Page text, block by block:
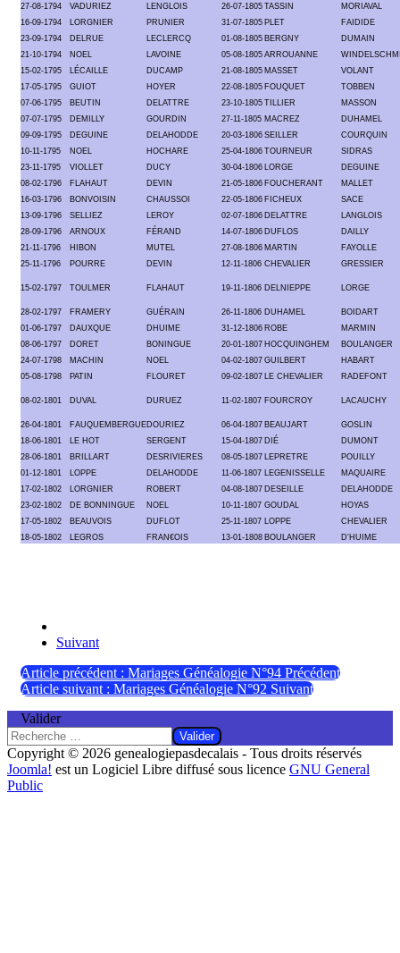
27-08-1794
VADURIEZ LENGLOIS 26-07-1805 TASSIN
MORIAVAL
16-09-1794
LORGNIER PRUNIER 31-07-1805 PLET
FAIDIDE
23-09-1794
DELRUE LECLERCQ 01-08-1805 BERGNY
DUMAIN
21-10-1794
NOEL LAVOINE 05-08-1805 ARROUANNE
15-02-1795
LÉCAILLE DUCAMP 21-08-1805 MASSET
VOLANT
17-05-1795
GUIOT HOYER 22-08-1805 FOUQUET
TOBBEN
07-06-1795
BEUTIN DELATTRE 23-10-1805 TILLIER
MASSON
07-07-1795
DEMILLY GOURDIN 27-11-1805 MACREZ
DUHAMEL
09-09-1795
DEGUINE DELAHODDE 20-03-1806 SEILLER
COURQUIN
10-11-1795
NOEL HOCHARE 25-04-1806 TOURNEUR
SIDRAS
23-11-1795
VIOLLET DUCY 30-04-1806 LORGE
DEGUINE
08-02-1796
FLAHAUT DEVIN 21-05-1806 FOUCHERANT
MALLET
16-03-1796
BONVOISIN CHAUSSOI 22-05-1806 FICHEUX
SACE
13-09-1796
SELLIEZ LEROY 02-07-1806 DELATTRE
LANGLOIS
28-09-1796
ARNOUX FÉRAND 14-07-1806 DUFLOS
DAILLY
21-11-1796
HIBON MUTEL 27-08-1806 MARTIN
FAYOLLE
25-11-1796
POURRE DEVIN 12-11-1806 CHEVALIER GRESSIER
15-02-1797 TOULMER FLAHAUT 19-11-1806 DELNIEPPE LORGE
28-02-1797 FRAMERY GUÉRAIN 26-11-1806 DUHAMEL
BOIDART
01-06-1797
DAUXQUE DHUIME 31-12-1806 ROBE
MARMIN
08-06-1797
DORET BONINGUE 20-01-1807 HOCQUINGHEM
BOULANGER
24-07-1798
MACHIN NOEL 04-02-1807 GUILBERT
HABART
05-08-1798
PATIN FLOURET 09-02-1807 LE CHEVALIER RADEFONT
08-02-1801 DUVAL DURUEZ 11-02-1807 FOURCROY LACAUCHY
26-04-1801 FAUQUEMBERGUEDOURIEZ 06-04-1807 BEAUJART
GOSLIN
18-06-1801
LE HOT SERGENT 15-04-1807 DIÉ
DUMONT
28-06-1801
BRILLART DESRIVIERES 08-05-1807 LEPRETRE
POUILLY
01-12-1801
LOPPE DELAHODDE 11-06-1807 LEGENISSELLE
MAQUAIRE
17-02-1802
LORGNIER ROBERT 04-08-1807 DESEILLE
DELAHODDE
23-02-1802
DE BONNINGUE NOEL 10-11-1807 GOUDAL
HOYAS
17-05-1802
BEAUVOIS DUFLOT 25-11-1807 LOPPE
CHEVALIER
18-05-1802
LEGROS FRAN€OIS 13-01-1808 BOULANGER D'HUIME
Suivant
Article précédent : Mariages Généalogie N°94 Précédent
Article suivant : Mariages Généalogie N°92 Suivant
Valider
Valider
Copyright © 2026 genealogiepasdecalais - Tous droits réservés
Joomla! est un Logiciel Libre diffusé sous licence GNU General
Public